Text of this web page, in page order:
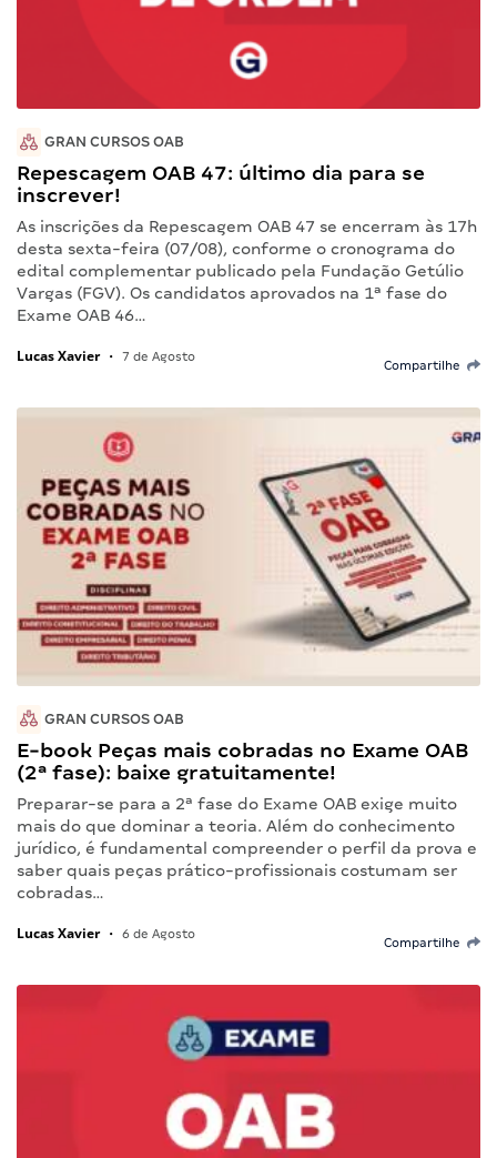
GRAN CURSOS OAB
Repescagem OAB 47: último dia para se
inscrever!
As inscrições da Repescagem OAB 47 se encerram às 17h
desta sexta-feira (07/08), conforme o cronograma do
edital complementar publicado pela Fundação Getúlio
Vargas (FGV). Os candidatos aprovados na 1ª fase do
Exame OAB 46…
Lucas Xavier • 7 de Agosto
Compartilhe
GRAN CURSOS OAB
E-book Peças mais cobradas no Exame OAB
(2ª fase): baixe gratuitamente!
Preparar-se para a 2ª fase do Exame OAB exige muito
mais do que dominar a teoria. Além do conhecimento
jurídico, é fundamental compreender o perfil da prova e
saber quais peças prático-profissionais costumam ser
cobradas…
Lucas Xavier • 6 de Agosto
Compartilhe